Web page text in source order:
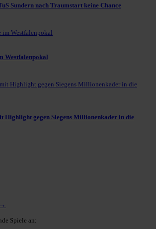
Sundern nach Traumstart keine Chance
Westfalenpokal
Highlight gegen Siegens Millionenkader in die
Spiele an: